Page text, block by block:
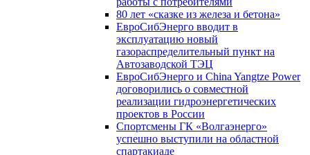
80 лет «сказке из железа и бетона»
ЕвроСибЭнерго вводит в
эксплуатацию новый
газораспределительный пункт на
Автозаводской ТЭЦ
ЕвроСибЭнерго и China Yangtze Power
договорились о совместной
реализации гидроэнергетических
проектов в России
Спортсмены ГК «Волгаэнерго»
успешно выступили на областной
спартакиаде